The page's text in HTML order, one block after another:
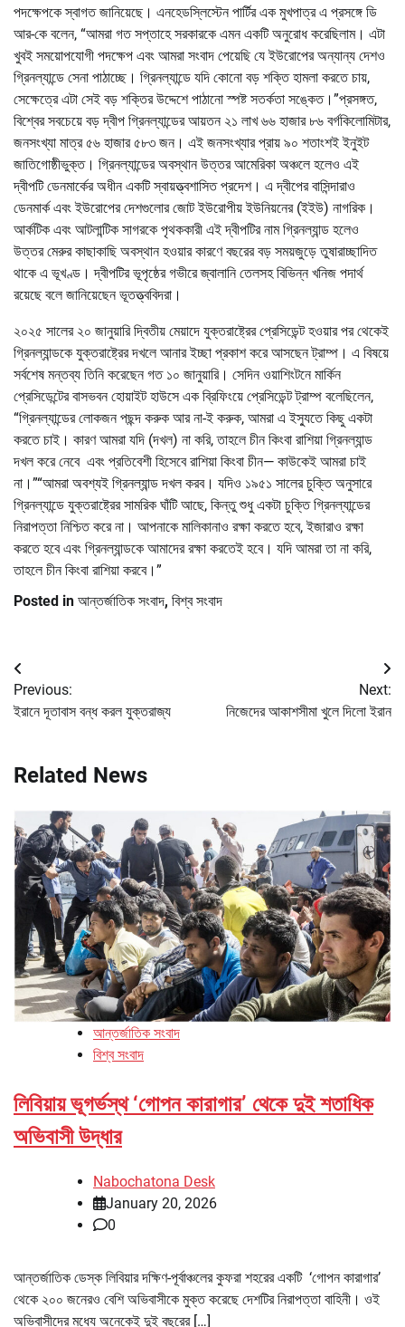
পদক্ষেপকে স্বাগত জানিয়েছে। এনহেডস্লিস্টেন পার্টির এক মুখপাত্র এ প্রসঙ্গে ডি
আর-কে বলেন, “আমরা গত সপ্তাহে সরকারকে এমন একটি অনুরোধ করেছিলাম। এটা
খুবই সময়োপযোগী পদক্ষেপ এবং আমরা সংবাদ পেয়েছি যে ইউরোপের অন্যান্য দেশও
গ্রিনল্যান্ডে সেনা পাঠাচ্ছে। গ্রিনল্যান্ডে যদি কোনো বড় শক্তি হামলা করতে চায়,
সেক্ষেত্রে এটা সেই বড় শক্তির উদ্দেশে পাঠানো স্পষ্ট সতর্কতা সঙ্কেত।”প্রসঙ্গত,
বিশ্বের সবচেয়ে বড় দ্বীপ গ্রিনল্যান্ডের আয়তন ২১ লাখ ৬৬ হাজার ৮৬ বর্গকিলোমিটার,
জনসংখ্যা মাত্র ৫৬ হাজার ৫৮৩ জন। এই জনসংখ্যার প্রায় ৯০ শতাংশই ইনুইট
জাতিগোষ্ঠীভুক্ত। গ্রিনল্যান্ডের অবস্থান উত্তর আমেরিকা অঞ্চলে হলেও এই
দ্বীপটি ডেনমার্কের অধীন একটি স্বায়ত্ত্বশাসিত প্রদেশ। এ দ্বীপের বাসিন্দারাও
ডেনমার্ক এবং ইউরোপের দেশগুলোর জোট ইউরোপীয় ইউনিয়নের (ইইউ) নাগরিক।
আর্কটিক এবং আটলান্টিক সাগরকে পৃথককারী এই দ্বীপটির নাম গ্রিনল্যান্ড হলেও
উত্তর মেরুর কাছাকাছি অবস্থান হওয়ার কারণে বছরের বড় সময়জুড়ে তুষারাচ্ছাদিত
থাকে এ ভূখণ্ড। দ্বীপটির ভূপৃষ্ঠের গভীরে জ্বালানি তেলসহ বিভিন্ন খনিজ পদার্থ
রয়েছে বলে জানিয়েছেন ভূতত্ত্ববিদরা।
২০২৫ সালের ২০ জানুয়ারি দ্বিতীয় মেয়াদে যুক্তরাষ্ট্রের প্রেসিডেন্ট হওয়ার পর থেকেই
গ্রিনল্যান্ডকে যুক্তরাষ্ট্রের দখলে আনার ইচ্ছা প্রকাশ করে আসছেন ট্রাম্প। এ বিষয়ে
সর্বশেষ মন্তব্য তিনি করেছেন গত ১০ জানুয়ারি। সেদিন ওয়াশিংটনে মার্কিন
প্রেসিডেন্টের বাসভবন হোয়াইট হাউসে এক ব্রিফিংয়ে প্রেসিডেন্ট ট্রাম্প বলেছিলেন,
“গ্রিনল্যান্ডের লোকজন পছন্দ করুক আর না-ই করুক, আমরা এ ইস্যুতে কিছু একটা
করতে চাই। কারণ আমরা যদি (দখল) না করি, তাহলে চীন কিংবা রাশিয়া গ্রিনল্যান্ড
দখল করে নেবে এবং প্রতিবেশী হিসেবে রাশিয়া কিংবা চীন— কাউকেই আমরা চাই
না।”“আমরা অবশ্যই গ্রিনল্যান্ড দখল করব। যদিও ১৯৫১ সালের চুক্তি অনুসারে
গ্রিনল্যান্ডে যুক্তরাষ্ট্রের সামরিক ঘাঁটি আছে, কিন্তু শুধু একটা চুক্তি গ্রিনল্যান্ডের
নিরাপত্তা নিশ্চিত করে না। আপনাকে মালিকানাও রক্ষা করতে হবে, ইজারাও রক্ষা
করতে হবে এবং গ্রিনল্যান্ডকে আমাদের রক্ষা করতেই হবে। যদি আমরা তা না করি,
তাহলে চীন কিংবা রাশিয়া করবে।”
Posted in আন্তর্জাতিক সংবাদ, বিশ্ব সংবাদ
Post
navigation
Previous:
ইরানে দূতাবাস বন্ধ করল যুক্তরাজ্য
Next:
নিজেদের আকাশসীমা খুলে দিলো ইরান
Related News
আন্তর্জাতিক সংবাদ
বিশ্ব সংবাদ
লিবিয়ায় ভূগর্ভস্থ ‘গোপন কারাগার’ থেকে দুই শতাধিক
অভিবাসী উদ্ধার
Nabochatona Desk
January 20, 2026
0
আন্তর্জাতিক ডেস্ক লিবিয়ার দক্ষিণ-পূর্বাঞ্চলের কুফরা শহরের একটি ‘গোপন কারাগার’
থেকে ২০০ জনেরও বেশি অভিবাসীকে মুক্ত করেছে দেশটির নিরাপত্তা বাহিনী। ওই
অভিবাসীদের মধ্যে অনেকেই দুই বছরের […]